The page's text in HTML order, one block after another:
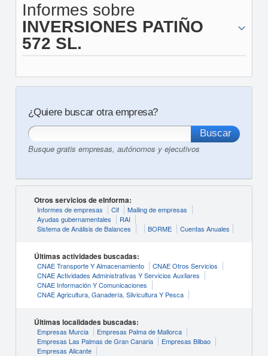
Informes sobre
INVERSIONES PATIÑO
572 SL.
¿Quiere buscar otra empresa?
Busque gratis empresas, autónomos y ejecutivos
Otros servicios de eInforma:
Informes de empresas Cif
Mailing de empresas
Ayudas gubernamentales
RAI
Sistema de Análisis de Balances
BORME Cuentas Anuales
Últimas actividades buscadas:
CNAE Transporte Y Almacenamiento
CNAE Otros Servicios
CNAE Actividades Administrativas Y Servicios Auxliares
CNAE Información Y Comunicaciones
CNAE Agricultura, Ganadería, Silvicultura Y Pesca
Últimas localidades buscadas:
Empresas Murcia
Empresas Palma de Mallorca
Empresas Las Palmas de Gran Canaria
Empresas Bilbao
Empresas Alicante